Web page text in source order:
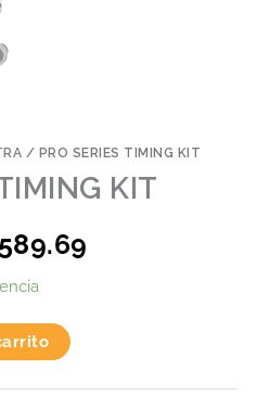
/ PRO SERIES TIMING KIT
KIT